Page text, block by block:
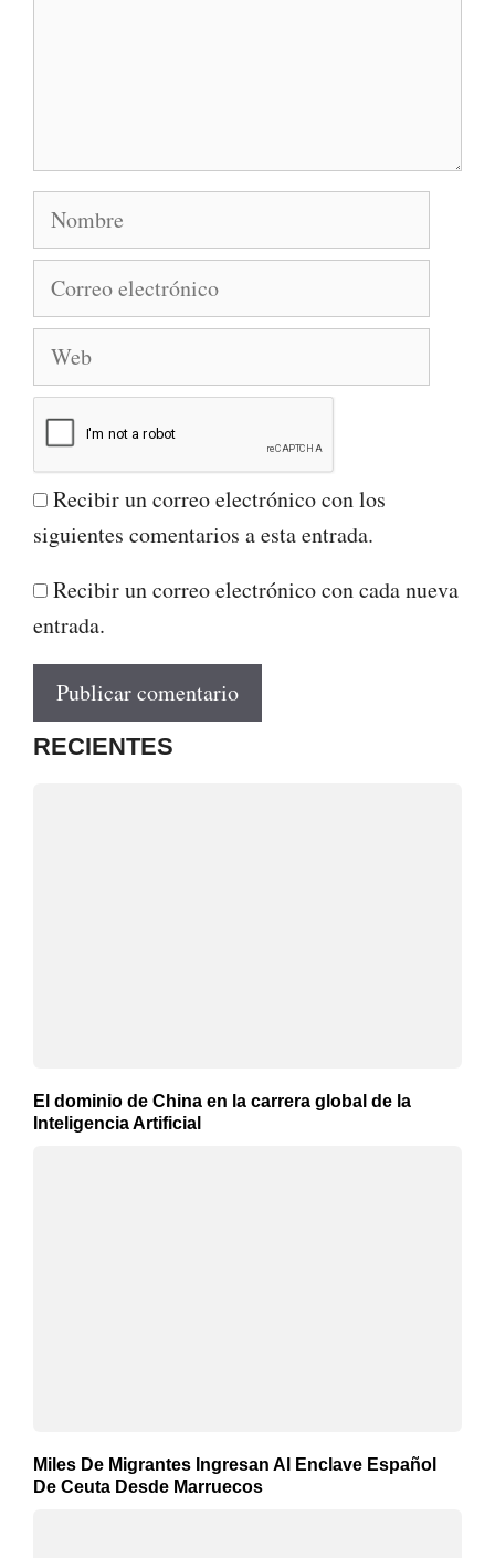
Nombre
Correo
Web
Recibir un correo electrónico con los
siguientes comentarios a esta entrada.
Recibir un correo electrónico con cada nueva
entrada.
RECIENTES
El dominio de China en la carrera global de la
Inteligencia Artificial
Miles De Migrantes Ingresan Al Enclave Español
De Ceuta Desde Marruecos